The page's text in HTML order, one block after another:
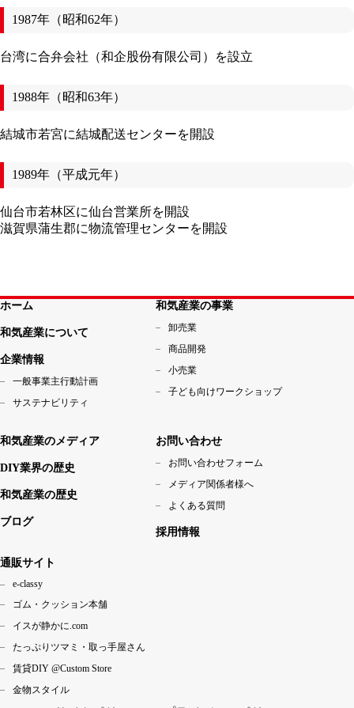
1987年（昭和62年）
台湾に合弁会社（和企股份有限公司）を設立
1988年（昭和63年）
結城市若宮に結城配送センターを開設
1989年（平成元年）
仙台市若林区に仙台営業所を開設
滋賀県蒲生郡に物流管理センターを開設
ホーム
和気産業について
企業情報
一般事業主行動計画
サステナビリティ
和気産業の事業
卸売業
商品開発
小売業
子ども向けワークショップ
和気産業のメディア
DIY業界の歴史
和気産業の歴史
ブログ
お問い合わせ
お問い合わせフォーム
メディア関係者様へ
よくある質問
採用情報
通販サイト
e-classy
ゴム・クッション本舗
イスが静かに.com
たっぷりツマミ・取っ手屋さん
賃貸DIY @Custom Store
金物スタイル